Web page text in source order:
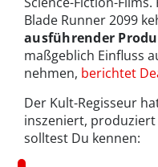
Blade Runner 2099
ausführender
maßgeblich Einfluss
nehmen, berichtet
Der Kult-Regisseur
inszeniert,
solltest Du kennen: